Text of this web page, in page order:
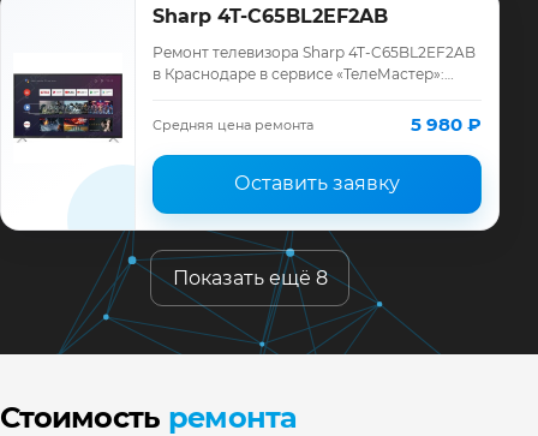
Sharp 4T-C65BL2EF2AB
Ремонт телевизора Sharp 4T-C65BL2EF2AB
в Краснодаре в сервисе «ТелеМастер»:
ремонта, запчасти и гарантия до 12
месяцев.
Средняя цена ремонта 5 980 ₽
Оставить заявку
Показать ещё 8
Стоимость ремонта